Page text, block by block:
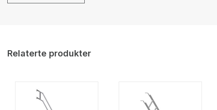
Relaterte produkter